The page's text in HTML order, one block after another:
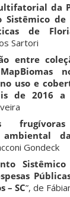
da
Sistêmico de
de
Sartori
entre
uso e
de 2016 a
ambiental
Gondeck
– SC”, de